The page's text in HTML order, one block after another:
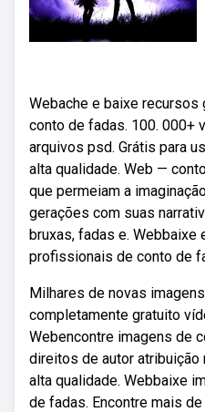
Webache e baixe
conto de fadas. 100. 000+
arquivos psd. Grátis para
alta qualidade. Web —
que permeiam a
gerações com suas
bruxas, fadas e. Webbaixe
profissionais de conto de
Milhares de novas
completamente gratuito
Webencontre imagens de
direitos de autor atribuição
alta qualidade. Webbaixe
de fadas. Encontre mais